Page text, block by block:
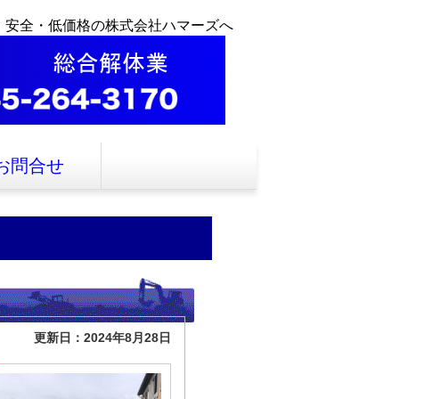
全・低価格の株式会社ハマーズへ
問合せ
更新日：2024年8月28日